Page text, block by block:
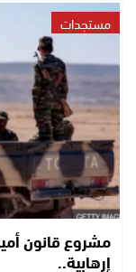
مستجدات
مشروع قانون
إرهابية..